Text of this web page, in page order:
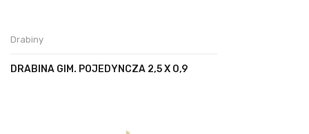
Drabiny
DRABINA GIM. POJEDYNCZA 2,5 X 0,9